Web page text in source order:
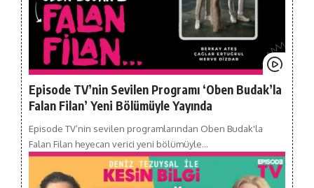
Episode TV’nin Sevilen Programı ‘Oben Budak’la
Falan Filan’ Yeni Bölümüyle Yayında
Episode TV’nin sevilen programlarından Oben Budak'la
Falan Filan heyecan verici yeni bölümüyle…